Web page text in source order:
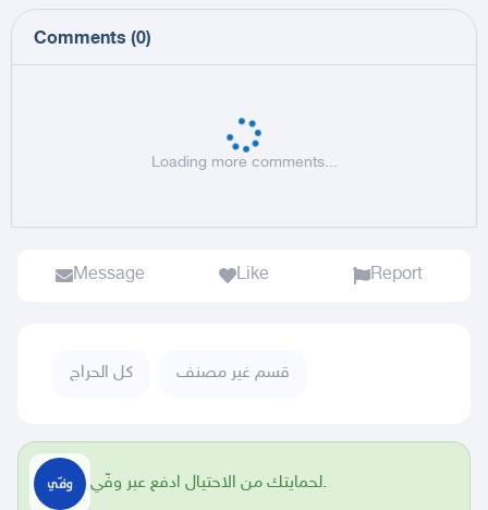
Comments (0)
Loading more comments...
Message Like Report
كل الحراج قسم غير مصنف
لحمايتك من الاحتيال ادفع عبر وفّي.